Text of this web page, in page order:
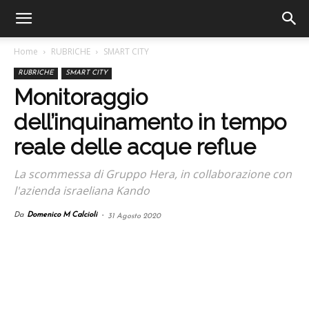
Home RUBRICHE SMART CITY
RUBRICHE SMART CITY
Monitoraggio
dell’inquinamento in tempo
reale delle acque reflue
La scommessa di Gruppo Hera, in collaborazione con
l'azienda israeliana Kando
Da Domenico M Calcioli - 31 Agosto 2020